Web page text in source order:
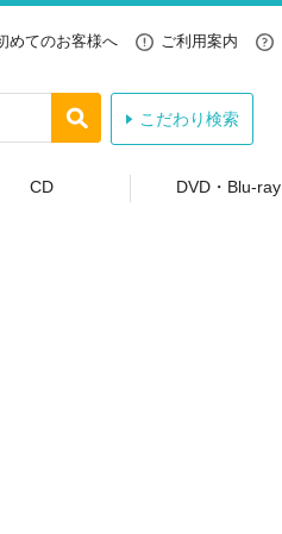
めてのお客様へ ご利用案内
こだわり検索
CD DVD・Blu-ray